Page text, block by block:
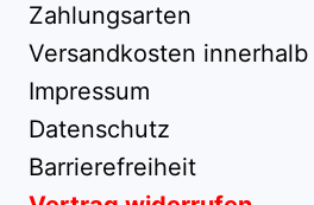
Zahlungsarten
Versandkosten
Impressum
Datenschutz
Barrierefreiheit